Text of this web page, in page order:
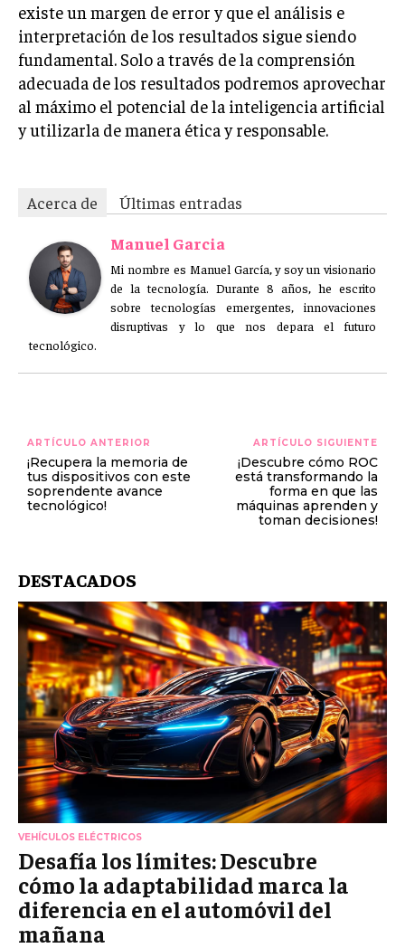
existe un margen de error y que el análisis e
interpretación de los resultados sigue siendo
fundamental. Solo a través de la comprensión
adecuada de los resultados podremos aprovechar
al máximo el potencial de la inteligencia artificial
y utilizarla de manera ética y responsable.
Acerca de
Últimas entradas
Manuel Garcia
Mi nombre es Manuel García, y soy un visionario
de la tecnología. Durante 8 años, he escrito
sobre tecnologías emergentes, innovaciones
disruptivas y lo que nos depara el futuro
tecnológico.
ARTÍCULO ANTERIOR
¡Recupera la memoria de
tus dispositivos con este
soprendente avance
tecnológico!
ARTÍCULO SIGUIENTE
¡Descubre cómo ROC
está transformando la
forma en que las
máquinas aprenden y
toman decisiones!
DESTACADOS
VEHÍCULOS ELÉCTRICOS
Desafía los límites: Descubre
cómo la adaptabilidad marca la
diferencia en el automóvil del
mañana